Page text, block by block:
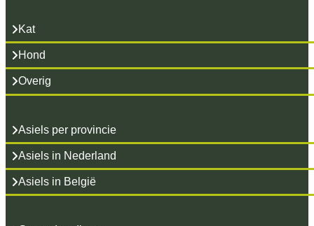
Kat
Hond
Overig
Asiels per provincie
Asiels in Nederland
Asiels in België